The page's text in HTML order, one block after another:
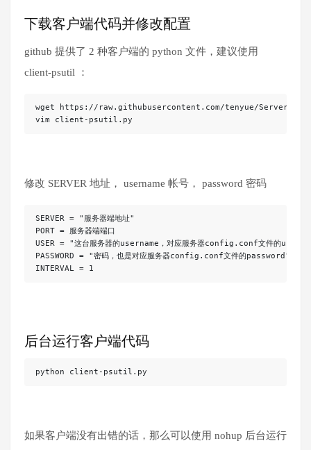
下载客户端代码并修改配置
github 提供了 2 种客户端的 python 文件，建议使用
client-psutil ：
wget https://raw.githubusercontent.com/tenyue/
vim client-psutil.py
修改 SERVER 地址， username 帐号， password 密码
SERVER = "服务器端地址"
PORT = 服务器端端口
USER = "这台服务器的username，对应服务器config.conf文件的
PASSWORD = "密码，也是对应服务器config.conf文件的password"
INTERVAL = 1
后台运行客户端代码
python client-psutil.py
如果客户端没有出错的话，那么可以使用 nohup 后台运行